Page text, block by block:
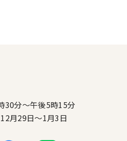
分～午後5時15分
月29日～1月3日